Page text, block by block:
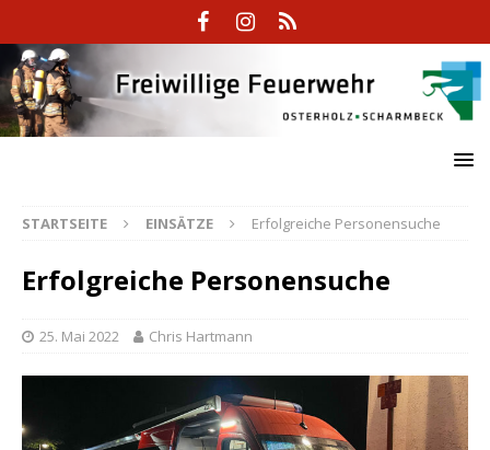
STARTSEITE EINSÄTZE Erfolgreiche Personensuche
Erfolgreiche Personensuche
25. Mai 2022 Chris Hartmann